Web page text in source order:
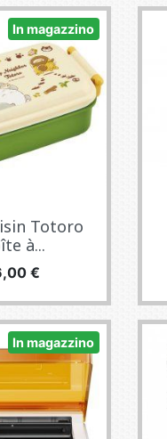
In magazzino
Totoro
à...
€
In magazzino